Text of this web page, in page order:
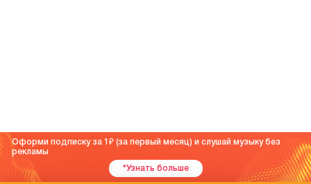
Оформи подписку за 1
(за первый месяц) и слушай музыку без
рекламы
*Узнать больше